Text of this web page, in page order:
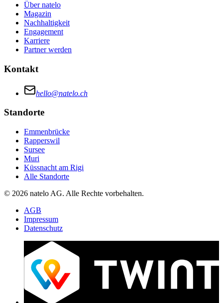
Über natelo
Magazin
Nachhaltigkeit
Engagement
Karriere
Partner werden
Kontakt
hello@natelo.ch
Standorte
Emmenbrücke
Rapperswil
Sursee
Muri
Küssnacht am Rigi
Alle Standorte
© 2026 natelo AG. Alle Rechte vorbehalten.
AGB
Impressum
Datenschutz